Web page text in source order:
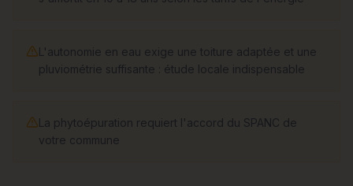
L'autonomie en eau exige une toiture adaptée et une
pluviométrie suffisante : étude locale indispensable
La phytoépuration requiert l'accord du SPANC de
votre commune